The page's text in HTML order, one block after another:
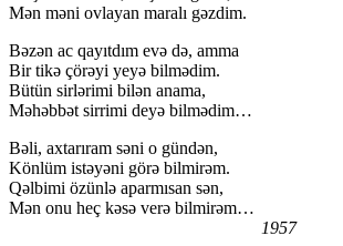
Mən məni ovlayan maralı gəzdim.
Bəzən ac qayıtdım evə də, amma
Bir tikə çörəyi yeyə bilmədim.
Bütün sirlərimi bilən anama,
Məhəbbət sirrimi deyə bilmədim…
Bəli, axtarıram səni o gündən,
Könlüm istəyəni görə bilmirəm.
Qəlbimi özünlə aparmısan sən,
Mən onu heç kəsə verə bilmirəm…
1957